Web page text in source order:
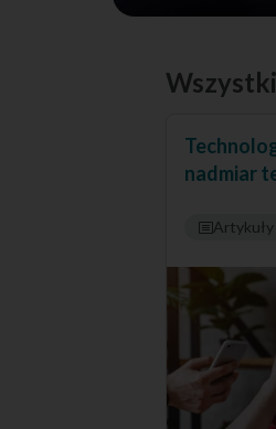
nadmiar
Artykuły